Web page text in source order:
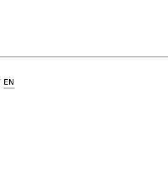
EN